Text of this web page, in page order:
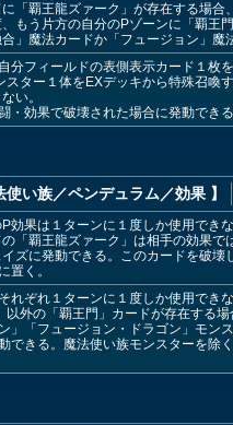
「覇王龍ズァーク」が存在する場合
もう片方の自分のPゾーンに「覇王
」魔法カードか「フュージョン」魔
フィールドの表側表示カード１枚
ター１体をEXデッキから特殊召
い。
効果で破壊された場合に発動でき
使い族／ペンデュラム／効果 】
効果は１ターンに１度しか使用できな
「覇王龍ズァーク」は相手の効果で
ズに発動できる。このカードを破壊
置く。
ぞれ１ターンに１度しか使用できな
外の「覇王門」カードが存在する
」「フュージョン・ドラゴン」モン
きる。魔法使い族モンスターを除